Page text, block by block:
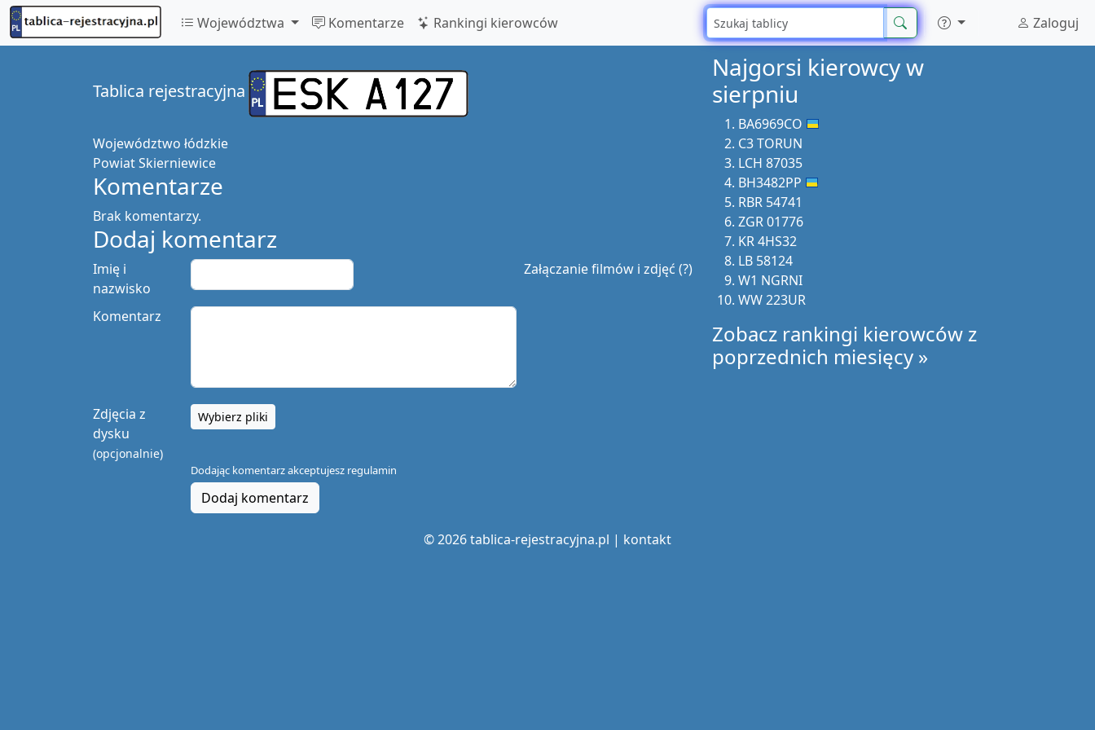
Województwa Komentarze Rankingi kierowców Zaloguj
Tablica rejestracyjna
Województwo łódzkie
PowiatSkierniewice
Komentarze
Brak komentarzy.
Dodaj komentarz
Załączanie filmów i zdjęć (?)
Imię i
nazwisko
Komentarz
Zdjęcia z
dysku
(opcjonalnie)
Wybierz pliki
Dodając komentarz akceptujesz regulamin
Dodaj komentarz
Najgorsi kierowcy w
sierpniu
BA6969CO
C3 TORUN
LCH 87035
BH3482PP
RBR 54741
ZGR 01776
KR 4HS32
LB 58124
W1 NGRNI
WW 223UR
Zobacz rankingi kierowców z
poprzednich miesięcy »
© 2026 tablica-rejestracyjna.pl | kontakt